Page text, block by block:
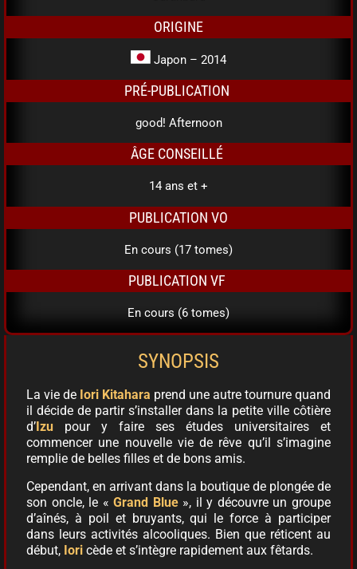
ORIGINE
Japon – 2014
PRÉ-PUBLICATION
good! Afternoon
ÂGE CONSEILLÉ
14 ans et +
PUBLICATION VO
En cours (17 tomes)
PUBLICATION VF
En cours (6 tomes)
SYNOPSIS
La vie de Iori Kitahara prend une autre tournure quand
il décide de partir s’installer dans la petite ville côtière
d’ Izu pour y faire ses études universitaires et
commencer une nouvelle vie de rêve qu’il s’imagine
remplie de belles filles et de bons amis.
Cependant, en arrivant dans la boutique de plongée de
son oncle, le «Grand Blue», il y découvre un groupe
d’aînés, à poil et bruyants, qui le force à participer
dans leurs activités alcooliques. Bien que réticent au
début, Iori cède et s’intègre rapidement aux fêtards.